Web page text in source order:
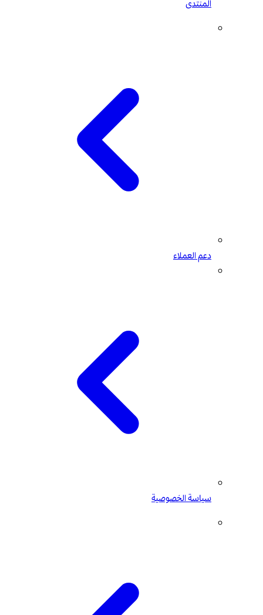
المنتدى
دعم العملاء
سياسة الخصوصية